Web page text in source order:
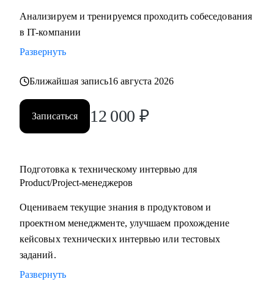
Анализируем и тренируемся проходить собеседования
в IT-компании
Развернуть
Ближайшая запись16 августа 2026
Записаться 12 000 ₽
Подготовка к техническому интервью для
Product/Project-менеджеров
Оцениваем текущие знания в продуктовом и
проектном менеджменте, улучшаем прохождение
кейсовых технических интервью или тестовых
заданий.
Развернуть